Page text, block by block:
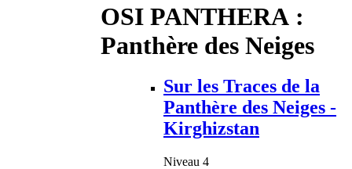
OSI PANTHERA :
Panthère des Neiges
Sur les Traces de la
Panthère des Neiges -
Kirghizstan
Niveau 4